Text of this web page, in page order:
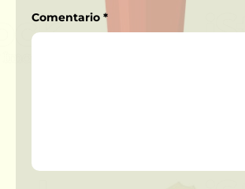
Comentario *